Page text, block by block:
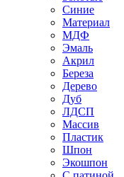
Синие
Материал
МДФ
Эмаль
Акрил
Береза
Дерево
Дуб
ЛДСП
Массив
Пластик
Шпон
Экошпон